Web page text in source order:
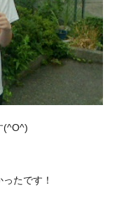
(^O^)
たです！